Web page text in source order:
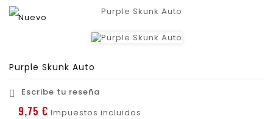
Nuevo
Purple Skunk Auto
 Escribe tu reseña
9,75 € Impuestos incluidos